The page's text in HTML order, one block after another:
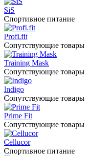
SiS
Спортивное питание
Profi.fit
Сопутствующие товары
Training Mask
Сопутствующие товары
Indigo
Сопутствующие товары
Prime Fit
Сопутствующие товары
Cellucor
Спортивное питание